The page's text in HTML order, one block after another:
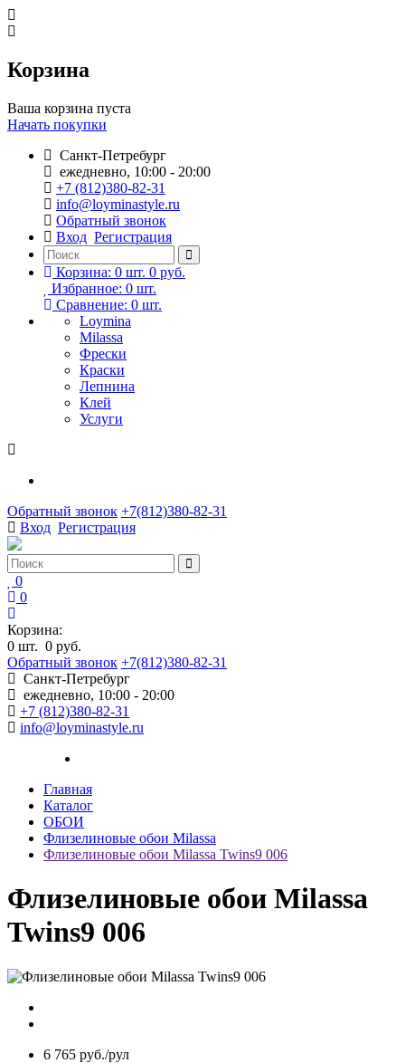
Корзина
Ваша корзина пуста
Начать покупки
Санкт-Петребург
ежедневно, 10:00 - 20:00
+7 (812)380-82-31
info@loyminastyle.ru
Обратный звонок
Вход Регистрация
Корзина: 0 шт. 0 руб.
Избранное: 0 шт.
Сравнение: 0 шт.
Loymina
Milassa
Фрески
Краски
Лепнина
Клей
Услуги
Обратный звонок +7(812)380-82-31
Вход Регистрация
0
0
Корзина:
0 шт. 0 руб.
Обратный звонок +7(812)380-82-31
Санкт-Петребург
ежедневно, 10:00 - 20:00
+7 (812)380-82-31
info@loyminastyle.ru
Главная
Каталог
ОБОИ
Флизелиновые обои Milassa
Флизелиновые обои Milassa Twins9 006
Флизелиновые обои Milassa
Twins9 006
6 765 руб./рул